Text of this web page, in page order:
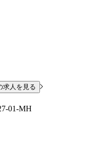
求人を見る
01-MH